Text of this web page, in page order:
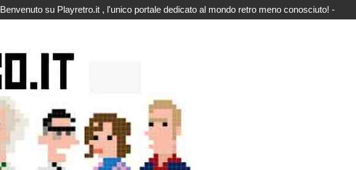
Benvenuto su Playretro.it , l'unico portale dedicato al mondo retro meno conosciuto! -